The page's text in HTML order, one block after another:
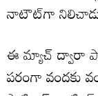
నాటౌట్‌గా
ఈ మ్యాచ్‌ ద్వారా
ప‌రంగా వంద‌కు